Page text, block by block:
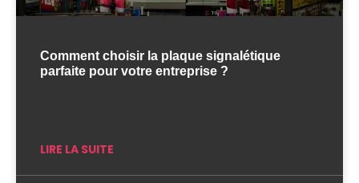
Comment choisir la plaque signalétique
parfaite pour votre entreprise ?
LIRE LA SUITE